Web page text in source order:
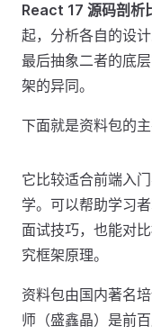
React 17 源码剖析
起，分析各自的设
最后抽象二者的底
架的异同。
下面就是资料包的主
它比较适合前端入
学。可以帮助学习
面试技巧，也能对
究框架原理。
资料包由国内著名
师（盛鑫晶）是前